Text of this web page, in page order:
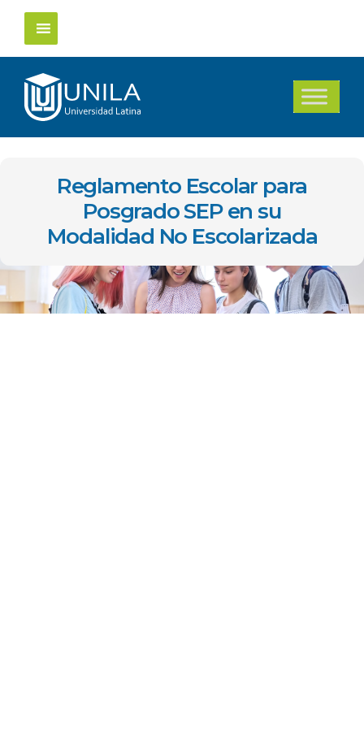
Saltar
contenido
Reglamento Escolar para
Posgrado SEP en su
Modalidad No Escolarizada